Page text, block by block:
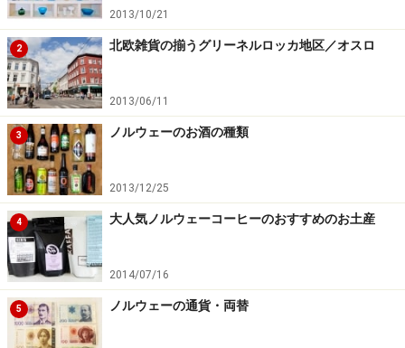
ドキドキわくわくの北欧旅行の始まりです
日本からノルウェー間には直行便はなく、ヨーロッパ内
での乗り換えが必要となります。ただし、夏季にはスカ
ンジナビア空港からベルゲンまでの直行便が運行されて
いる時期もあります。日本からノルウェーへの所要時間
はおよそ13～16時間ほどです。
>> 市内へのアクセスは？
※記事内容は執筆時点のものです。最新の内容をご確認くださ
い。
2013/10/21
2 北欧雑貨の揃うグリーネルロッカ地区／オスロ
2013/06/11
3 ノルウェーのお酒の種類
2013/12/25
4 大人気ノルウェーコーヒーのおすすめのお土産
2014/07/16
5 ノルウェーの通貨・両替